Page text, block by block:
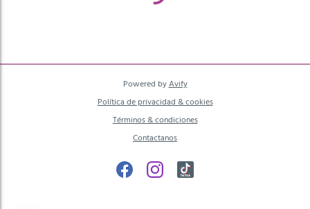
menor a mayor precio
A - Z
Z - A
Powered byAvify
Política de privacidad & cookies
Términos & condiciones
Contactanos